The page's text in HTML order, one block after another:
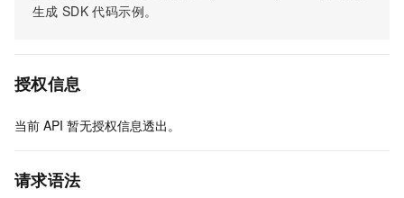
生成 SDK 代码示例。
授权信息
当前 API 暂无授权信息透出。
请求语法